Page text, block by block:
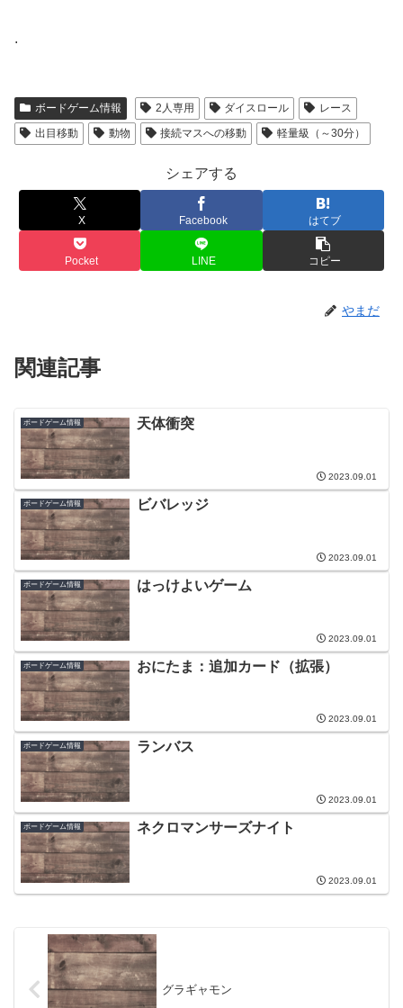
.
ボードゲーム情報 2人専用 ダイスロール
レース
出目移動
動物 接続マスへの移動 軽量級（～30分）
シェアする
X Facebook はてブ
Pocket LINE コピー
やまだ
関連記事
ボードゲーム情報 天体衝突
2023.09.01
ボードゲーム情報 ビバレッジ
2023.09.01
ボードゲーム情報 はっけよいゲーム
2023.09.01
ボードゲーム情報 おにたま：追加カード（拡張）
2023.09.01
ボードゲーム情報 ランバス
2023.09.01
ボードゲーム情報 ネクロマンサーズナイト
2023.09.01
グラギャモン